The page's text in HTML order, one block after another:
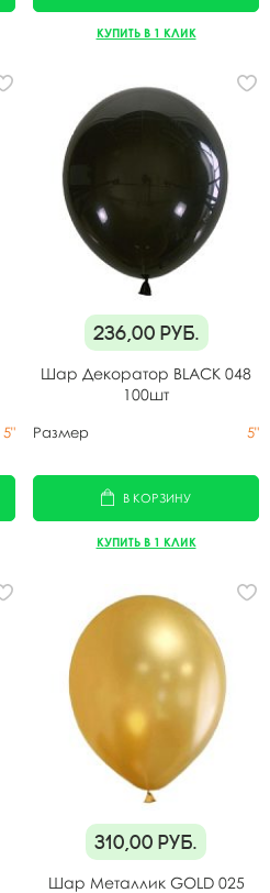
КУПИТЬ В 1 КЛИК
5"
236,00 руб.
Шар Декоратор BLACK 048
100шт
Размер 5"
В КОРЗИНУ
КУПИТЬ В 1 КЛИК
310,00 руб.
Шар Металлик GOLD 025